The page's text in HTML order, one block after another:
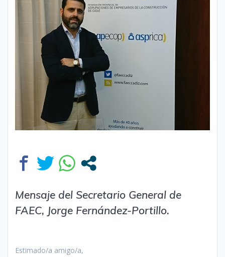
Mensaje del Secretario General de
FAEC, Jorge Fernández-Portillo.
Estimado/a amigo/a,